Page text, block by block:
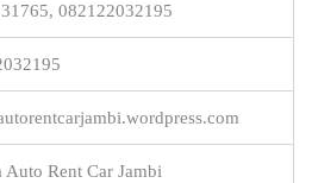
31765, 082122032195
Auto Rent Car Jambi